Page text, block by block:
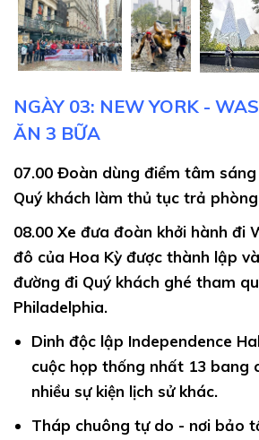
NGÀY 03: NEW YORK -
ĂN 3 BỮA
07.00 Đoàn dùng điểm tâm
Quý khách làm thủ tục trả
08.00 Xe đưa đoàn khởi hành đi
đô của Hoa Kỳ được thành lập
đường đi Quý khách ghé tham
Philadelphia.
Dinh độc lập Independence
cuộc họp thống nhất 13 bang
nhiều sự kiện lịch sử khác.
Tháp chuông tự do - nơi bảo